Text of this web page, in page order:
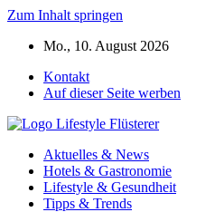
Zum Inhalt springen
Mo., 10. August 2026
Kontakt
Auf dieser Seite werben
Aktuelles & News
Hotels & Gastronomie
Lifestyle & Gesundheit
Tipps & Trends